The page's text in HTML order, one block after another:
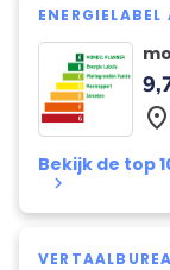
ENERGIELABEL
Bekijk de top
keyboard_arrow_right
place